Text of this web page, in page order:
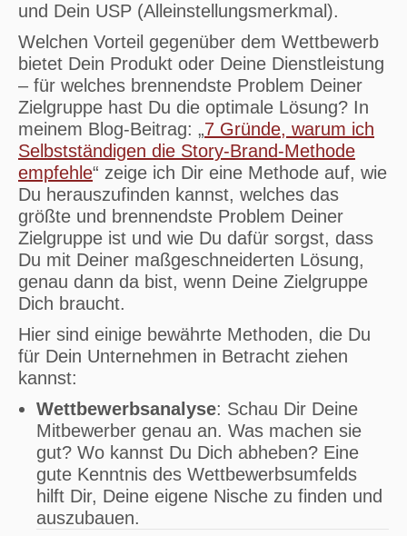
und Dein USP (Alleinstellungsmerkmal).
Welchen Vorteil gegenüber dem Wettbewerb
bietet Dein Produkt oder Deine Dienstleistung
– für welches brennendste Problem Deiner
Zielgruppe hast Du die optimale Lösung? In
meinem Blog-Beitrag: „7 Gründe, warum ich
Selbstständigen die Story-Brand-Methode
empfehle“ zeige ich Dir eine Methode auf, wie
Du herauszufinden kannst, welches das
größte und brennendste Problem Deiner
Zielgruppe ist und wie Du dafür sorgst, dass
Du mit Deiner maßgeschneiderten Lösung,
genau dann da bist, wenn Deine Zielgruppe
Dich braucht.
Hier sind einige bewährte Methoden, die Du
für Dein Unternehmen in Betracht ziehen
kannst:
Wettbewerbsanalyse: Schau Dir Deine
Mitbewerber genau an. Was machen sie
gut? Wo kannst Du Dich abheben? Eine
gute Kenntnis des Wettbewerbsumfelds
hilft Dir, Deine eigene Nische zu finden und
auszubauen.